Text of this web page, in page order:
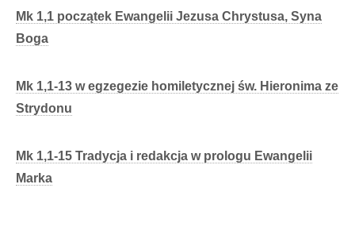
Mk 1,1 początek Ewangelii Jezusa Chrystusa, Syna
Boga
Mk 1,1-13 w egzegezie homiletycznej św. Hieronima ze
Strydonu
Mk 1,1-15 Tradycja i redakcja w prologu Ewangelii
Marka